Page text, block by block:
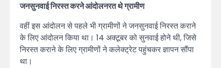
जनसुनवाई निरस्त करने आंदोलनरत थे ग्रामीण
वहीं इस आंदोलन से पहले भी ग्रामीणों ने जनसुनवाई निरस्त कराने
के लिए आंदोलन किया था। 14 अक्टूबर को सुनवाई होने थी, जिसे
निरस्त कराने के लिए ग्रामीणों ने कलेक्ट्रेट पहुंचकर ज्ञापन सौंपा
था।